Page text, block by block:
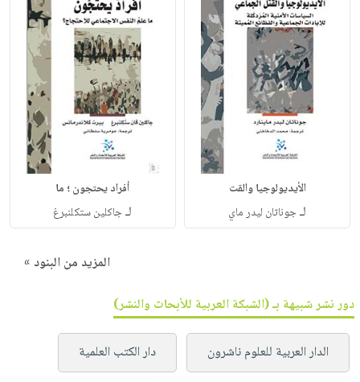
الأيديولوجيا والقت
لـجوناثان ليدر ماي
أفراد يحتجون ؛ ما
لـجاكلين ستكلنبرغ
المزيد من البنود »
دور نشر شبيهة بـ (الشبكة العربية للأبحاث والنشر)
الدار العربية للعلوم ناشرون دار الكتب العلمية